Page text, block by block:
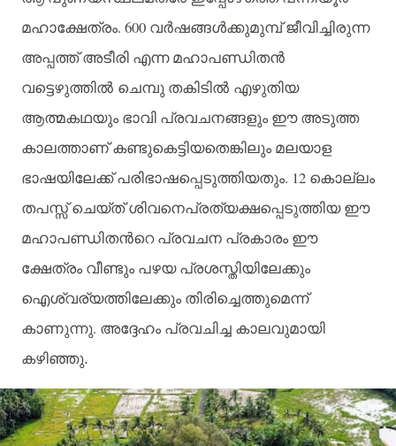
മഹാക്ഷേത്രം. 600 വര്‍ഷങ്ങള്‍ക്കുമുമ്പ് ജീവിച്ചിരുന്ന
അപ്പത്ത് അടീരി എന്ന മഹാപണ്ഡിതന്‍
വട്ടെഴുത്തില്‍ ചെമ്പു തകിടില്‍ എഴുതിയ
ആത്മകഥയും ഭാവി പ്രവചനങ്ങളും ഈ അടുത്ത
കാലത്താണ് കണ്ടുകെട്ടിയതെങ്കിലും മലയാള
ഭാഷയിലേക്ക് പരിഭാഷപ്പെടുത്തിയതും. 12 കൊല്ലം
തപസ്സ് ചെയ്ത് ശിവനെപ്രത്യക്ഷപ്പെടുത്തിയ ഈ
മഹാപണ്ഡിതന്‍റെ പ്രവചന പ്രകാരം ഈ
ക്ഷേത്രം വീണ്ടും പഴയ പ്രശസ്തിയിലേക്കും
ഐശ്വര്യത്തിലേക്കും തിരിച്ചെത്തുമെന്ന്
കാണുന്നു. അദ്ദേഹം പ്രവചിച്ച കാലവുമായി
കഴിഞ്ഞു.